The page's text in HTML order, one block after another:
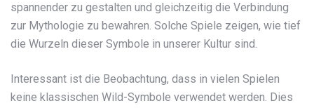
spannender zu gestalten und gleichzeitig die Verbindung
zur Mythologie zu bewahren. Solche Spiele zeigen, wie tief
die Wurzeln dieser Symbole in unserer Kultur sind.
Interessant ist die Beobachtung, dass in vielen Spielen
keine klassischen Wild-Symbole verwendet werden. Dies